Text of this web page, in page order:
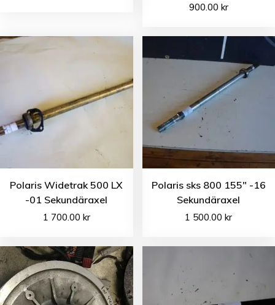
900.00 kr
Polaris Widetrak 500 LX
-01 Sekundäraxel
1 700.00 kr
Polaris sks 800 155″ -16
Sekundäraxel
1 500.00kr